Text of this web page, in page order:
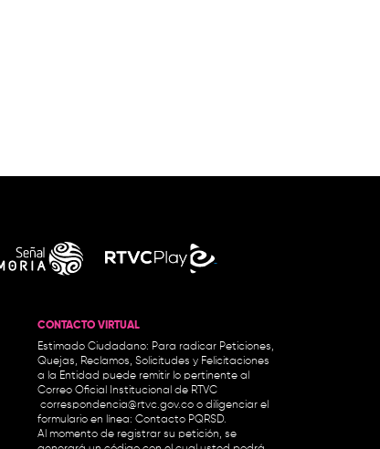
CONTACTO VIRTUAL
Estimado Ciudadano: Para radicar Peticiones,
Quejas, Reclamos, Solicitudes y Felicitaciones
a la Entidad puede remitir lo pertinente al
Correo Oficial Institucional de RTVC
correspondencia@rtvc.gov.co o diligenciar el
formulario en línea: Contacto PQRSD.
Al momento de registrar su petición, se